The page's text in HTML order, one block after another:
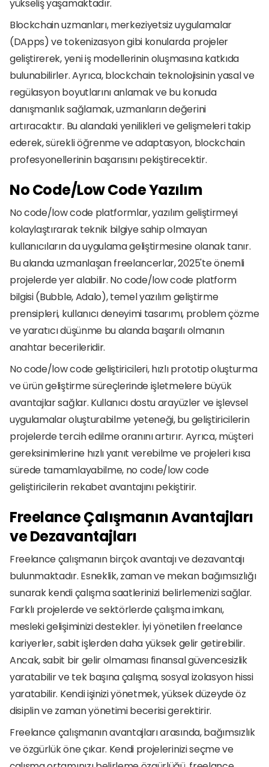
yükseliş yaşamaktadır.
Blockchain uzmanları, merkeziyetsiz uygulamalar
(DApps) ve tokenizasyon gibi konularda projeler
geliştirerek, yeni iş modellerinin oluşmasına katkıda
bulunabilirler. Ayrıca, blockchain teknolojisinin yasal ve
regülasyon boyutlarını anlamak ve bu konuda
danışmanlık sağlamak, uzmanların değerini
artıracaktır. Bu alandaki yenilikleri ve gelişmeleri takip
ederek, sürekli öğrenme ve adaptasyon, blockchain
profesyonellerinin başarısını pekiştirecektir.
No Code/Low Code Yazılım
No code/low code platformlar, yazılım geliştirmeyi
kolaylaştırarak teknik bilgiye sahip olmayan
kullanıcıların da uygulama geliştirmesine olanak tanır.
Bu alanda uzmanlaşan freelancerlar, 2025'te önemli
projelerde yer alabilir. No code/low code platform
bilgisi (Bubble, Adalo), temel yazılım geliştirme
prensipleri, kullanıcı deneyimi tasarımı, problem çözme
ve yaratıcı düşünme bu alanda başarılı olmanın
anahtar becerileridir.
No code/low code geliştiricileri, hızlı prototip oluşturma
ve ürün geliştirme süreçlerinde işletmelere büyük
avantajlar sağlar. Kullanıcı dostu arayüzler ve işlevsel
uygulamalar oluşturabilme yeteneği, bu geliştiricilerin
projelerde tercih edilme oranını artırır. Ayrıca, müşteri
gereksinimlerine hızlı yanıt verebilme ve projeleri kısa
sürede tamamlayabilme, no code/low code
geliştiricilerin rekabet avantajını pekiştirir.
Freelance Çalışmanın Avantajları
ve Dezavantajları
Freelance çalışmanın birçok avantajı ve dezavantajı
bulunmaktadır. Esneklik, zaman ve mekan bağımsızlığı
sunarak kendi çalışma saatlerinizi belirlemenizi sağlar.
Farklı projelerde ve sektörlerde çalışma imkanı,
mesleki gelişiminizi destekler. İyi yönetilen freelance
kariyerler, sabit işlerden daha yüksek gelir getirebilir.
Ancak, sabit bir gelir olmaması finansal güvencesizlik
yaratabilir ve tek başına çalışma, sosyal izolasyon hissi
yaratabilir. Kendi işinizi yönetmek, yüksek düzeyde öz
disiplin ve zaman yönetimi becerisi gerektirir.
Freelance çalışmanın avantajları arasında, bağımsızlık
ve özgürlük öne çıkar. Kendi projelerinizi seçme ve